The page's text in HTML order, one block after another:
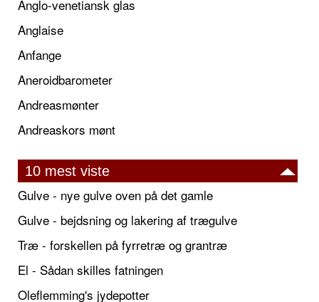
Anglo-venetiansk glas
Anglaise
Anfange
Aneroidbarometer
Andreasmønter
Andreaskors mønt
10 mest viste
Gulve - nye gulve oven på det gamle
Gulve - bejdsning og lakering af trægulve
Træ - forskellen på fyrretræ og grantræ
El - Sådan skilles fatningen
Oleflemming's jydepotter